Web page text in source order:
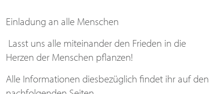
Herzen der Menschen pflanzen!
Alle Informationen diesbezüglich findet ihr auf den
nachfolgenden Seiten.
Stellt euch vor, es ist Frieden – und alle machen